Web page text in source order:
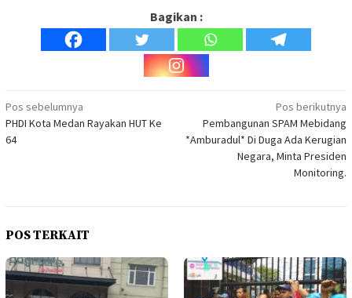
Bagikan :
Navigasi
pos
Pos sebelumnya
PHDI Kota Medan Rayakan HUT Ke
64
Pos berikutnya
Pembangunan SPAM Mebidang
*Amburadul* Di Duga Ada Kerugian
Negara, Minta Presiden
Monitoring.
POS TERKAIT